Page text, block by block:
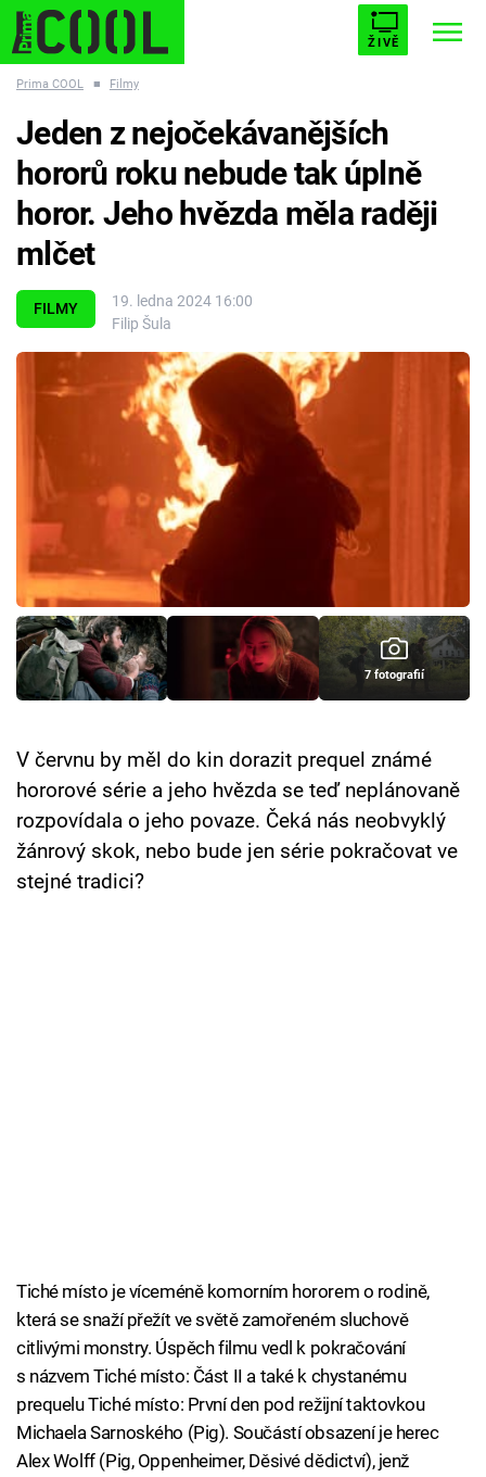
ŽIVĚ
ESCAPE PLNEJ KOTEL AVENGERS 5
Témata
Filmy
Seriály
Hry
Cool Esport
Pořady
TV Program
Sledujte prima+
Sledujte nás
Prima COOL ■ Filmy
FILMY
19. ledna 2024 16:00
Filip Šula
Jeden z nejočekávanějších
hororů roku nebude tak úplně
horor. Jeho hvězda měla raději
mlčet
7 fotografií
V červnu by měl do kin dorazit prequel známé
hororové série a jeho hvězda se teď neplánovaně
rozpovídala o jeho povaze. Čeká nás neobvyklý
žánrový skok, nebo bude jen série pokračovat ve
stejné tradici?
Tiché místo je víceméně komorním hororem o rodině,
která se snaží přežít ve světě zamořeném sluchově
citlivými monstry. Úspěch filmu vedl k pokračování
s názvem Tiché místo: Část II a také k chystanému
prequelu Tiché místo: První den pod režijní taktovkou
Michaela Sarnoského (Pig). Součástí obsazení je herec
Alex Wolff (Pig, Oppenheimer, Děsivé dědictví), jenž